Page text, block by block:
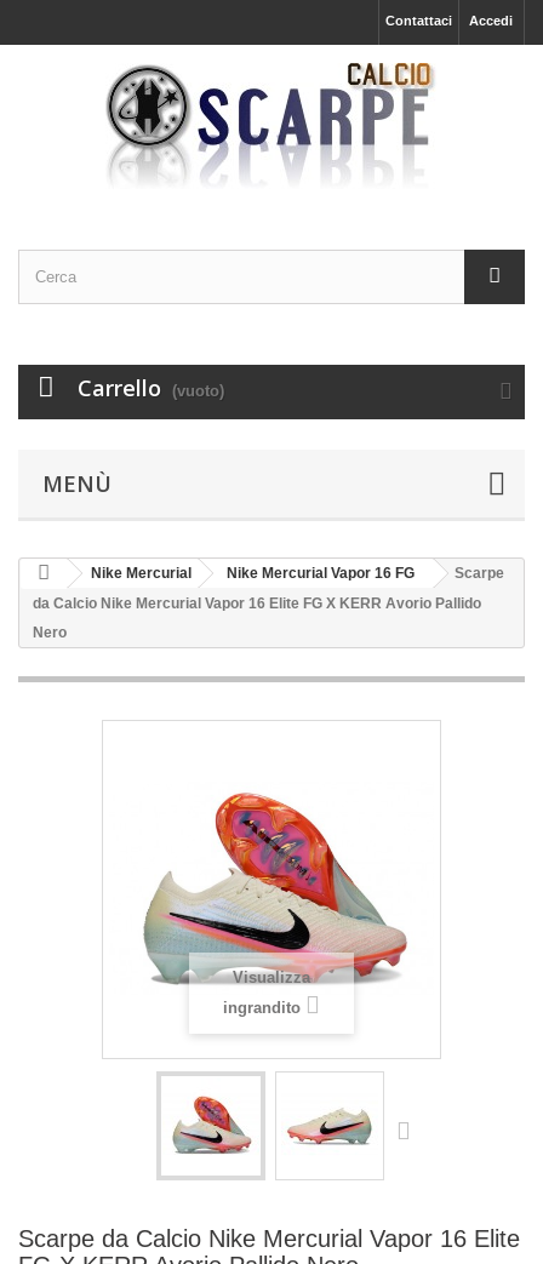
Accedi
Contattaci
Carrello (vuoto)
MENÙ
Nike Mercurial Nike Mercurial Vapor 16 FG
Scarpe
da Calcio Nike Mercurial Vapor 16 Elite FG X KERR Avorio Pallido
Nero
Visualizza
ingrandito
Scarpe da Calcio Nike Mercurial Vapor 16 Elite